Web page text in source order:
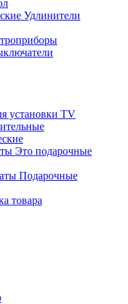
Удлинители
установки TV
Это подарочные
Подарочные
товара